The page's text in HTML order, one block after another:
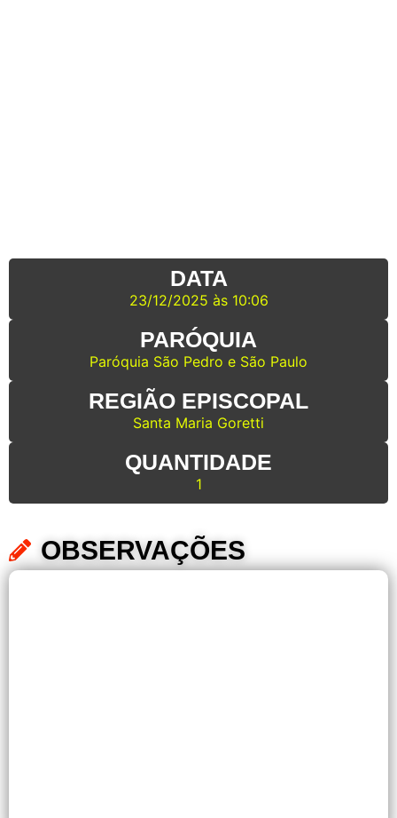
DATA
23/12/2025 às 10:06
PARÓQUIA
Paróquia São Pedro e São Paulo
REGIÃO EPISCOPAL
Santa Maria Goretti
QUANTIDADE
1
OBSERVAÇÕES